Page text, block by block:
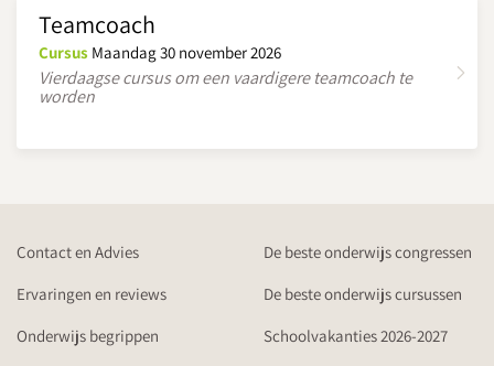
Teamcoach
Cursus Maandag 30 november 2026
Vierdaagse cursus om een vaardigere teamcoach te
worden
Contact en Advies
De beste onderwijs congressen
Ervaringen en reviews
De beste onderwijs cursussen
Onderwijs begrippen
Schoolvakanties 2026-2027